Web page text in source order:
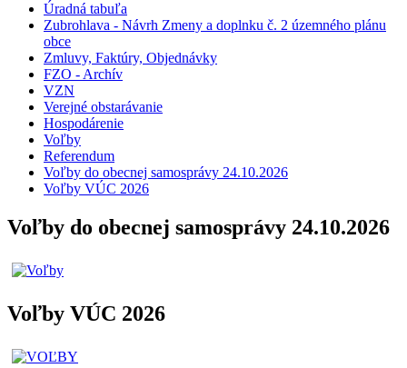
Úradná tabuľa
Zubrohlava - Návrh Zmeny a doplnku č. 2 územného plánu
obce
Zmluvy, Faktúry, Objednávky
FZO - Archív
VZN
Verejné obstarávanie
Hospodárenie
Voľby
Referendum
Voľby do obecnej samosprávy 24.10.2026
Voľby VÚC 2026
Voľby do obecnej samosprávy 24.10.2026
Voľby VÚC 2026